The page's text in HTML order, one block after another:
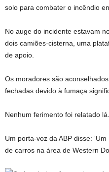
solo para combater o incêndio
No auge do incidente estavam
dois camiões-cisterna, uma
de apoio.
Os moradores são
fechadas devido à fumaça
Nenhum ferimento foi relatado lá.
Um porta-voz da ABP disse:
de carros na área de Western